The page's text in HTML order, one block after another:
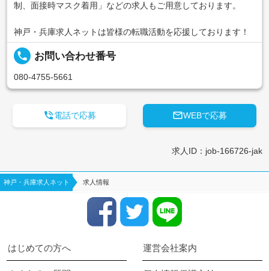
制、面接時マスク着用」などの求人もご用意しております。
神戸・兵庫求人ネットは皆様の転職活動を応援しております！
local_phone お問い合わせ番号
080-4755-5661
WEBで応募
電話で応募
求人ID：job-166726-jak
神戸・兵庫求人ネット 求人情報
はじめての方へ 運営会社案内